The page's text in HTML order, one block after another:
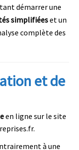
démarrer une
simplifiéeset un
complète des
et de
en ligne sur le site
à une